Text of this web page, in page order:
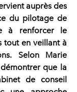
auprès des
du pilotage de
à renforcer le
tout en veillant à
Selon Marie
que la
de conseil